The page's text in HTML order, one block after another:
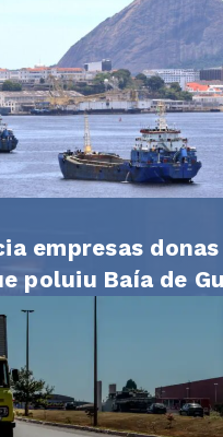
empresas
poluiu Baía de